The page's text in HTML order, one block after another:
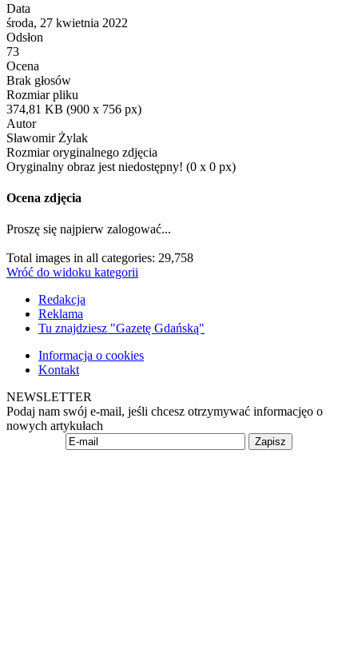
Data
środa, 27 kwietnia 2022
Odsłon
73
Ocena
Brak głosów
Rozmiar pliku
374,81 KB (900 x 756 px)
Autor
Sławomir Żylak
Rozmiar oryginalnego zdjęcia
Oryginalny obraz jest niedostępny! (0 x 0 px)
Ocena zdjęcia
Proszę się najpierw zalogować...
Total images in all categories: 29,758
Wróć do widoku kategorii
Redakcja
Reklama
Tu znajdziesz "Gazetę Gdańską"
Informacja o cookies
Kontakt
NEWSLETTER
Podaj nam swój e-mail, jeśli chcesz otrzymywać informacjęo o
nowych artykułach
Zapisz